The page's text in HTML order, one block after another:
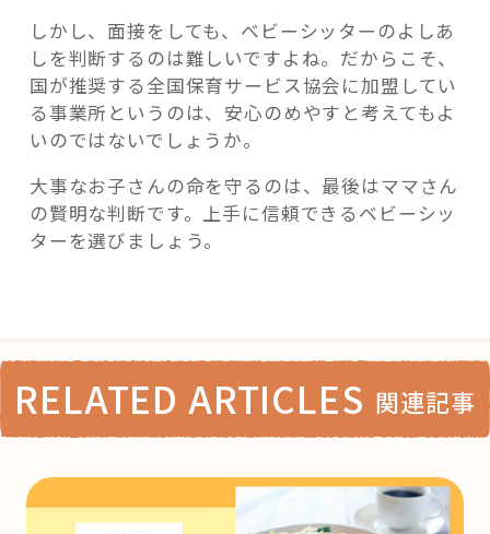
しかし、面接をしても、ベビーシッターのよしあ
しを判断するのは難しいですよね。だからこそ、
国が推奨する全国保育サービス協会に加盟してい
る事業所というのは、安心のめやすと考えてもよ
いのではないでしょうか。
大事なお子さんの命を守るのは、最後はママさん
の賢明な判断です。上手に信頼できるベビーシッ
ターを選びましょう。
RELATED ARTICLES 関連記事